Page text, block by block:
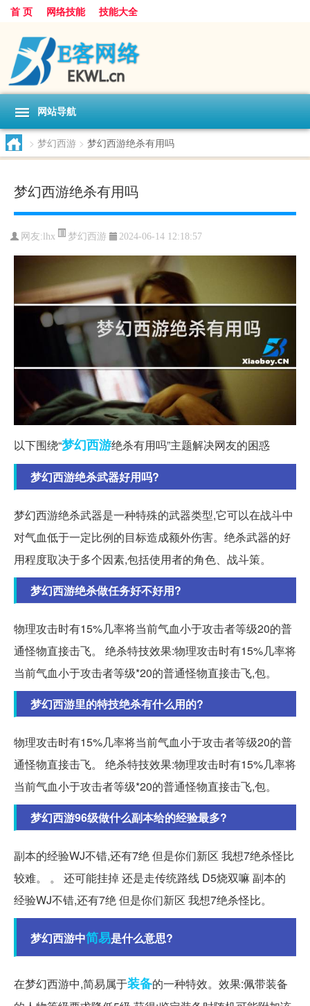
首 页 网络技能 技能大全
网站导航
> 梦幻西游 > 梦幻西游绝杀有用吗
梦幻西游绝杀有用吗
网友: lhx 梦幻西游 2024-06-14 12:18:57
以下围绕“梦幻西游绝杀有用吗”主题解决网友的困惑
梦幻西游绝杀武器好用吗?
梦幻西游绝杀武器是一种特殊的武器类型,它可以在战斗中
对气血低于一定比例的目标造成额外伤害。绝杀武器的好
用程度取决于多个因素,包括使用者的角色、战斗策。
梦幻西游绝杀做任务好不好用?
物理攻击时有15%几率将当前气血小于攻击者等级20的普
通怪物直接击飞。 绝杀特技效果:物理攻击时有15%几率将
当前气血小于攻击者等级*20的普通怪物直接击飞,包。
梦幻西游里的特技绝杀有什么用的?
物理攻击时有15%几率将当前气血小于攻击者等级20的普
通怪物直接击飞。 绝杀特技效果:物理攻击时有15%几率将
当前气血小于攻击者等级*20的普通怪物直接击飞,包。
梦幻西游96级做什么副本给的经验最多?
副本的经验WJ不错,还有7绝 但是你们新区 我想7绝杀怪比
较难。 。 还可能挂掉 还是走传统路线 D5烧双嘛 副本的
经验WJ不错,还有7绝 但是你们新区 我想7绝杀怪比。
梦幻西游中简易是什么意思?
在梦幻西游中,简易属于装备的一种特效。效果:佩带装备